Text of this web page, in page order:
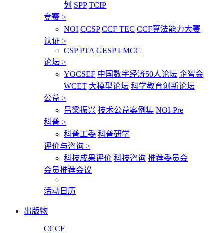
划 SPP TCIP
竞赛 >
NOI CCSP CCF TEC CCF算法能力大赛
认证 >
CSP PTA GESP LMCC
论坛 >
YOCSEF 中国数字经济50人论坛 企智会
WCET 大模型论坛 科学教育创新论坛
公益 >
吕梁振兴 技术公益案例集 NOI-Pre
科普 >
科普工委 科普研学
评价与咨询 >
科技成果评价 科技咨询 推荐委员会
会员推荐会议
活动日历
出版物
CCCF